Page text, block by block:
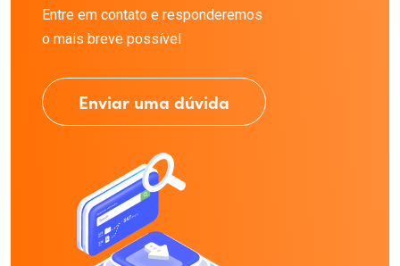
Entre em contato e responderemos
o mais breve possível
Enviar uma dúvida